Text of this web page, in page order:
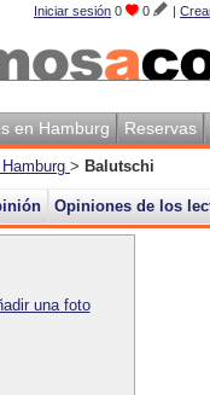
Iniciar sesión 0 0 |
en Hamburg Reservas
> Balutschi
Opiniones de los
una foto